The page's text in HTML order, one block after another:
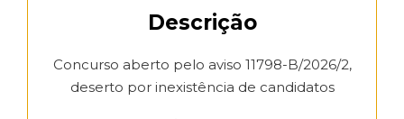
Descrição
Concurso aberto pelo aviso 11798-B/2026/2,
deserto por inexistência de candidatos